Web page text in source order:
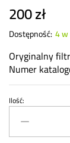
200zł
Dostępność:4
Oryginalny
Numer
Filtr
paliwa
John
Ilość: